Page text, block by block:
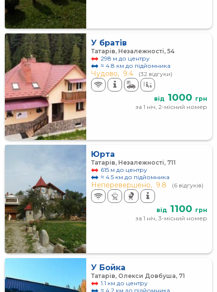
У братів
Татарів, Незалежності, 54
298 м до центру
≈ 4.8 км до підйомника
Чудово, 9.4 (32 відгуки)
від 1000 грн
за 1 ніч, 2-місний номер
Юрта
Татарів, Незалежності, 711
615 м до центру
≈ 4.5 км до підйомника
Неперевершено, 9.8 (6 відгуків)
від 1100 грн
за 1 ніч, 3-місний номер
У Бойка
Татарів, Олекси Довбуша, 71
1.1 км до центру
≈ 4.2 км до підйомника